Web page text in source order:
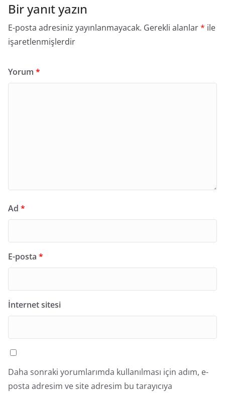
Bir yanıt yazın
E-posta adresiniz yayınlanmayacak. Gerekli alanlar* ile
işaretlenmişlerdir
Yorum *
Ad *
E-posta *
İnternet sitesi
Daha sonraki yorumlarımda kullanılması için adım, e-
posta adresim ve site adresim bu tarayıcıya